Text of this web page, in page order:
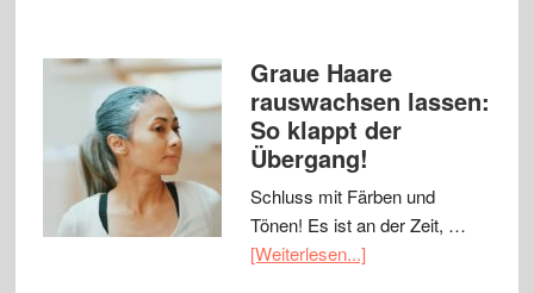
Graue Haare
rauswachsen lassen:
So klappt der
Übergang!
Schluss mit Färben und
Tönen! Es ist an der Zeit, …
[Weiterlesen...]